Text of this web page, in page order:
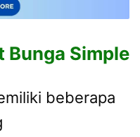
Simple
beberapa